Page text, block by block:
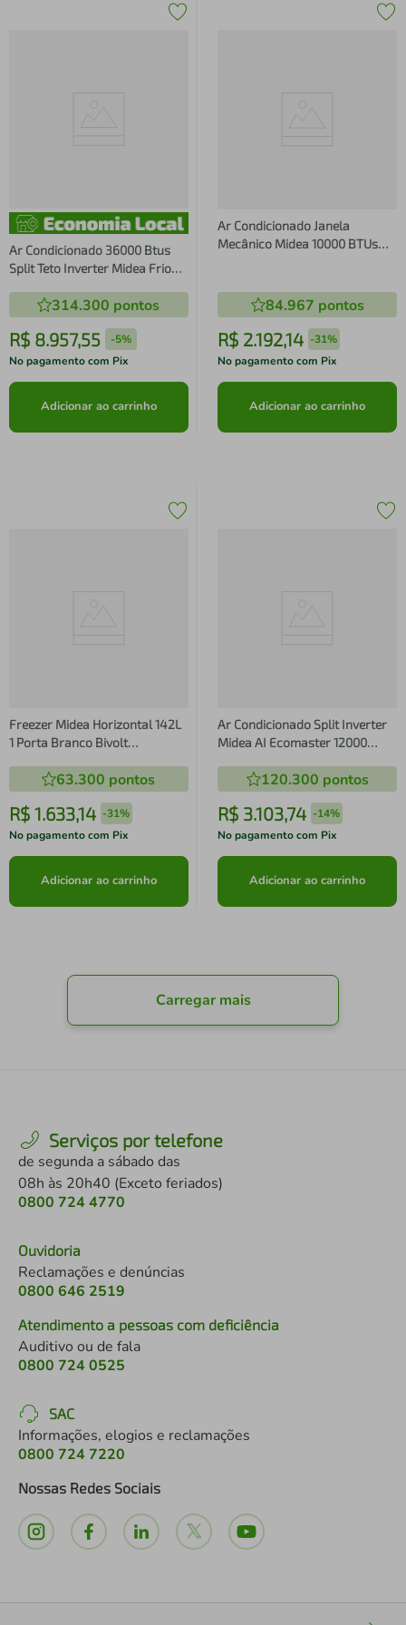
Ar Condicionado 36000 Btus
Split Teto Inverter Midea Frio
314.300 pontos
R$ 8.957,55 -5%
No pagamento com Pix
Adicionar ao carrinho
Ar Condicionado Janela
Mecânico Midea 10000 BTUs
84.967 pontos
R$ 2.192,14 -31%
No pagamento com Pix
Adicionar ao carrinho
Freezer Midea Horizontal 142L
1 Porta Branco Bivolt
63.300 pontos
R$ 1.633,14 -31%
No pagamento com Pix
Adicionar ao carrinho
Ar Condicionado Split Inverter
Midea AI Ecomaster 12000
120.300 pontos
R$ 3.103,74 -14%
No pagamento com Pix
Adicionar ao carrinho
Carregar mais
Serviços por telefone
de segunda a sábado das
08h às 20h40 (Exceto feriados)
0800 724 4770
Ouvidoria
Reclamações e denúncias
0800 646 2519
Atendimento a pessoas com deficiência
Auditivo ou de fala
0800 724 0525
SAC
Informações, elogios e reclamações
0800 724 7220
Nossas Redes Sociais